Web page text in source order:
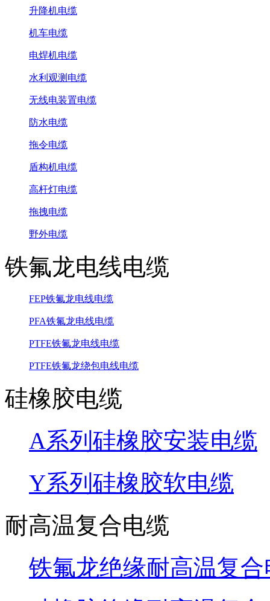
升降机电缆
机车电缆
电焊机电缆
水利观测电缆
无线电装置电缆
防水电缆
拖令电缆
盾构机电缆
高杆灯电缆
拖拽电缆
野外电缆
铁氟龙电线电缆
FEP铁氟龙电线电缆
PFA铁氟龙电线电缆
PTFE铁氟龙电线电缆
PTFE铁氟龙绕包电线电缆
硅橡胶电缆
A系列硅橡胶安装电缆
Y系列硅橡胶软电缆
耐高温复合电缆
铁氟龙绝缘耐高温复合